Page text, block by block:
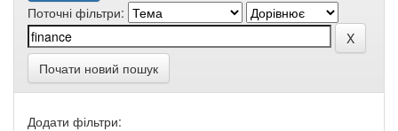
Поточні фільтри:
Почати новий пошук
Додати фільтри: